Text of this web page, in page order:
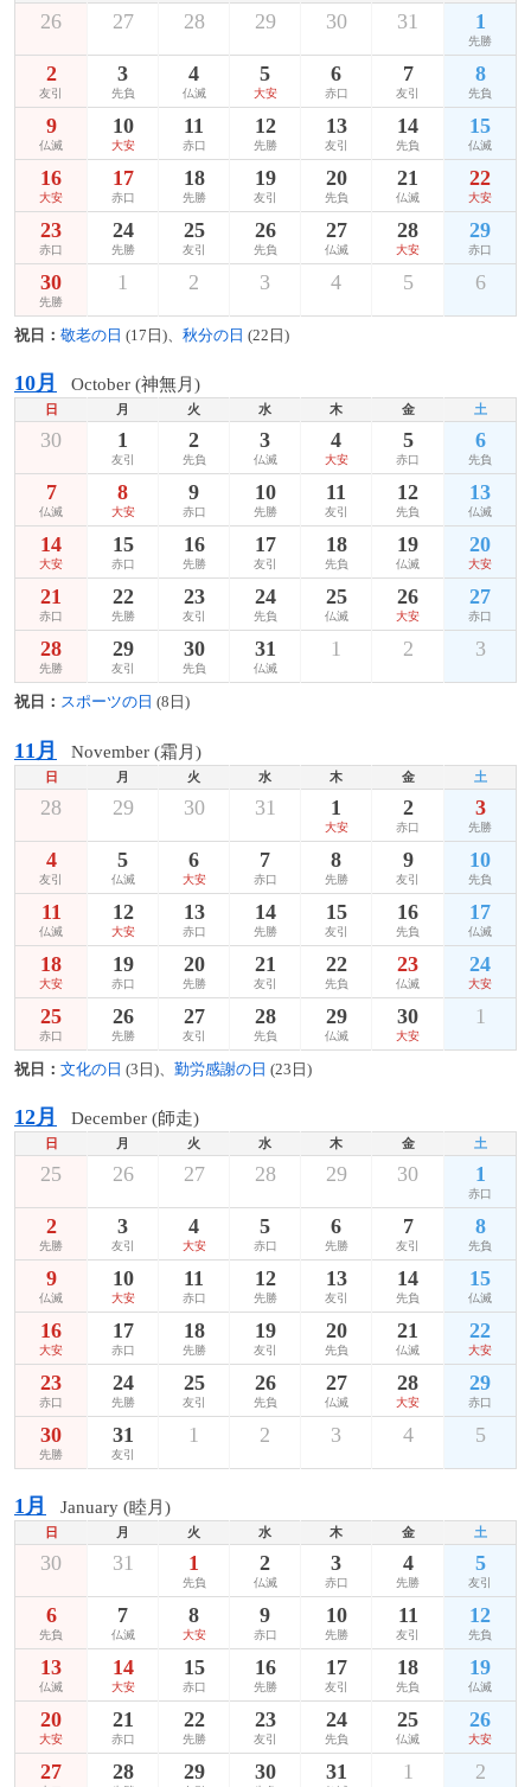
26 27 28 29 30 31 1
先勝
2
友引
3
先負
4
仏滅
5
大安
6
赤口
7
友引
8
先負
9
仏滅
10
大安
11
赤口
12
先勝
13
友引
14
先負
15
仏滅
16
大安
17
赤口
18
先勝
19
友引
20
先負
21
仏滅
22
大安
23
赤口
24
先勝
25
友引
26
先負
27
仏滅
28
大安
29
赤口
30
先勝
1 2 3 4 5 6
祝日： 敬老の日 (17日)、 秋分の日 (22日)
10月 October (神無月)
日 月 火 水 木 金 土
30 1
友引
2
先負
3
仏滅
4
大安
5
赤口
6
先負
7
仏滅
8
大安
9
赤口
10
先勝
11
友引
12
先負
13
仏滅
14
大安
15
赤口
16
先勝
17
友引
18
先負
19
仏滅
20
大安
21
赤口
22
先勝
23
友引
24
先負
25
仏滅
26
大安
27
赤口
28
先勝
29
友引
30
先負
31
仏滅
1 2 3
祝日： スポーツの日 (8日)
11月 November (霜月)
日 月 火 水 木 金 土
28 29 30 31 1
大安
2
赤口
3
先勝
4
友引
5
仏滅
6
大安
7
赤口
8
先勝
9
友引
10
先負
11
仏滅
12
大安
13
赤口
14
先勝
15
友引
16
先負
17
仏滅
18
大安
19
赤口
20
先勝
21
友引
22
先負
23
仏滅
24
大安
25
赤口
26
先勝
27
友引
28
先負
29
仏滅
30
大安
1
祝日： 文化の日 (3日)、 勤労感謝の日 (23日)
12月 December (師走)
日 月 火 水 木 金 土
25 26 27 28 29 30 1
赤口
2
先勝
3
友引
4
大安
5
赤口
6
先勝
7
友引
8
先負
9
仏滅
10
大安
11
赤口
12
先勝
13
友引
14
先負
15
仏滅
16
大安
17
赤口
18
先勝
19
友引
20
先負
21
仏滅
22
大安
23
赤口
24
先勝
25
友引
26
先負
27
仏滅
28
大安
29
赤口
30
先勝
31
友引
1 2 3 4 5
1月 January (睦月)
日 月 火 水 木 金 土
30 31 1
先負
2
仏滅
3
赤口
4
先勝
5
友引
6
先負
7
仏滅
8
大安
9
赤口
10
先勝
11
友引
12
先負
13
仏滅
14
大安
15
赤口
16
先勝
17
友引
18
先負
19
仏滅
20
大安
21
赤口
22
先勝
23
友引
24
先負
25
仏滅
26
大安
27 28 29 30 31 1 2